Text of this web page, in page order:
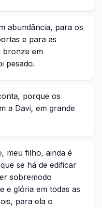
abundância, para os
e para as
bronze em
pesado.
porque os
a Davi, em grande
meu filho, ainda é
se há de edificar
sobremodo
e glória em todas as
para ela o